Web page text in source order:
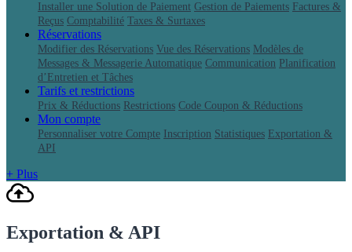
Installer une Solution de Paiement Gestion de Paiements Factures &
Reçus Comptabilité Taxes & Surtaxes
Réservations
Modifier des Réservations Vue des Réservations Modèles de
Messages & Messagerie Automatique Communication Planification
d’Entretien et Tâches
Tarifs et restrictions
Prix & Réductions Restrictions Code Coupon & Réductions
Mon compte
Personnaliser votre Compte Inscription Statistiques Exportation &
API
+ Plus
Exportation & API